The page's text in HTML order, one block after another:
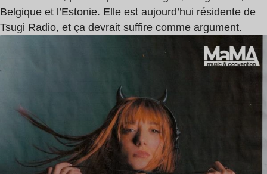
Belgique et l’Estonie. Elle est aujourd’hui résidente de
Tsugi Radio, et ça devrait suffire comme argument.